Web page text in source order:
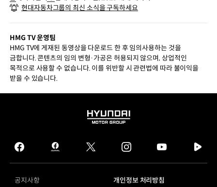
현대자동차그룹의 최신 소식을 구독하세요
HMG TV 운영팀
HMG TV에 게재된 동영상을 다운로드 한 후 임의사용하는 것을
금합니다. 콘텐츠의 임의 변형·가공은 허용되지 않으며, 상업적인
목적으로 사용할 수 없습니다. 이를 위반할 시 관련법에 따라 불이익을
받을 수 있습니다.
HYUNDAI
GROUP
facebook
hmg
journal
twitter instagram
tv
공지사항
개인정보 처리방침